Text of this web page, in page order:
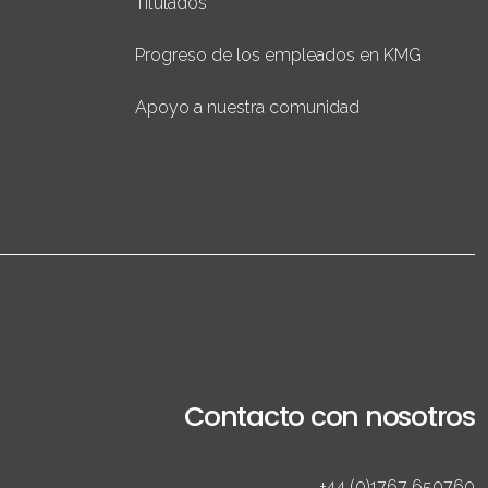
Progreso de los empleados en KMG
Apoyo a nuestra comunidad
Contacto con nosotros